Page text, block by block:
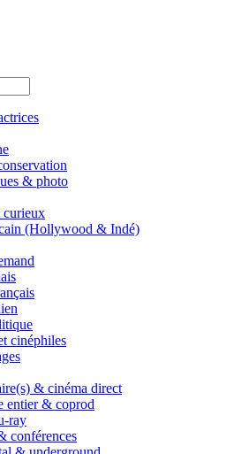
& photo
curieux
(Hollywood & Indé)
cinéphiles
& cinéma direct
entier & coprod
ray
conférences